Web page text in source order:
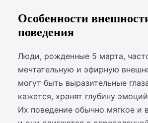
Особенности
поведения
Люди, рожденные 5 марта,
мечтательную и эфирную
могут быть выразительные
кажется, хранят глубину
Их поведение обычно мягкое и